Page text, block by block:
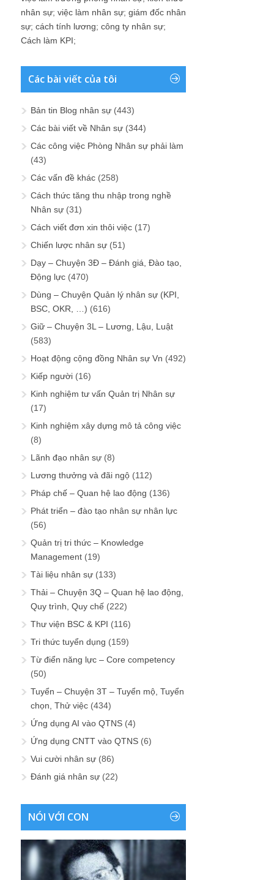
nhân sự; việc làm nhân sự; giám đốc nhân
sự; cách tính lương; công ty nhân sự;
Cách làm KPI;
Các bài viết của tôi
Bản tin Blog nhân sự (443)
Các bài viết về Nhân sự (344)
Các công việc Phòng Nhân sự phải làm
(43)
Các vấn đề khác (258)
Cách thức tăng thu nhập trong nghề
Nhân sự (31)
Cách viết đơn xin thôi việc (17)
Chiến lược nhân sự (51)
Dạy – Chuyện 3Đ – Đánh giá, Đào tạo,
Động lực (470)
Dùng – Chuyện Quản lý nhân sự (KPI,
BSC, OKR, …) (616)
Giữ – Chuyện 3L – Lương, Lậu, Luật
(583)
Hoạt động cộng đồng Nhân sự Vn (492)
Kiếp người (16)
Kinh nghiệm tư vấn Quản trị Nhân sự
(17)
Kinh nghiệm xây dựng mô tả công việc
(8)
Lãnh đạo nhân sự (8)
Lương thưởng và đãi ngộ (112)
Pháp chế – Quan hệ lao động (136)
Phát triển – đào tạo nhân sự nhân lực
(56)
Quản trị tri thức – Knowledge
Management (19)
Tài liệu nhân sự (133)
Thải – Chuyện 3Q – Quan hệ lao động,
Quy trình, Quy chế (222)
Thư viện BSC & KPI (116)
Tri thức tuyển dụng (159)
Từ điển năng lực – Core competency
(50)
Tuyển – Chuyện 3T – Tuyển mộ, Tuyển
chọn, Thử việc (434)
Ứng dụng AI vào QTNS (4)
Ứng dụng CNTT vào QTNS (6)
Vui cười nhân sự (86)
Đánh giá nhân sự (22)
NÓI VỚI CON